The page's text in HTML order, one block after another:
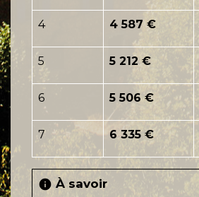
4 4 587 €
5 5 212 €
6 5 506 €
7 6 335 €
info À savoir